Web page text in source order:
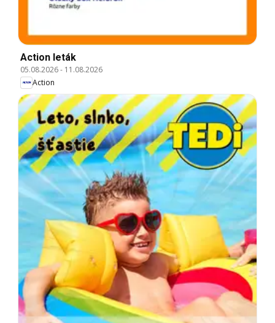
Action leták
05.08.2026- 11.08.2026
Action